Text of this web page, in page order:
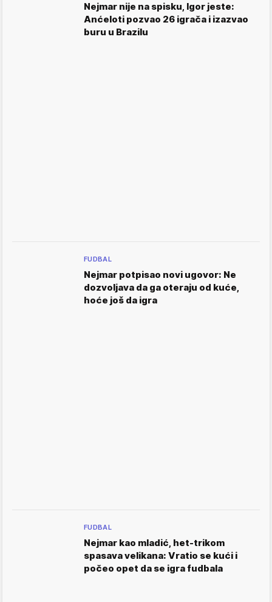
Nejmar nije na spisku, Igor jeste:
Anćeloti pozvao 26 igrača i izazvao
buru u Brazilu
FUDBAL
Nejmar potpisao novi ugovor: Ne
dozvoljava da ga oteraju od kuće,
hoće još da igra
FUDBAL
Nejmar kao mladić, het-trikom
spasava velikana: Vratio se kući i
počeo opet da se igra fudbala